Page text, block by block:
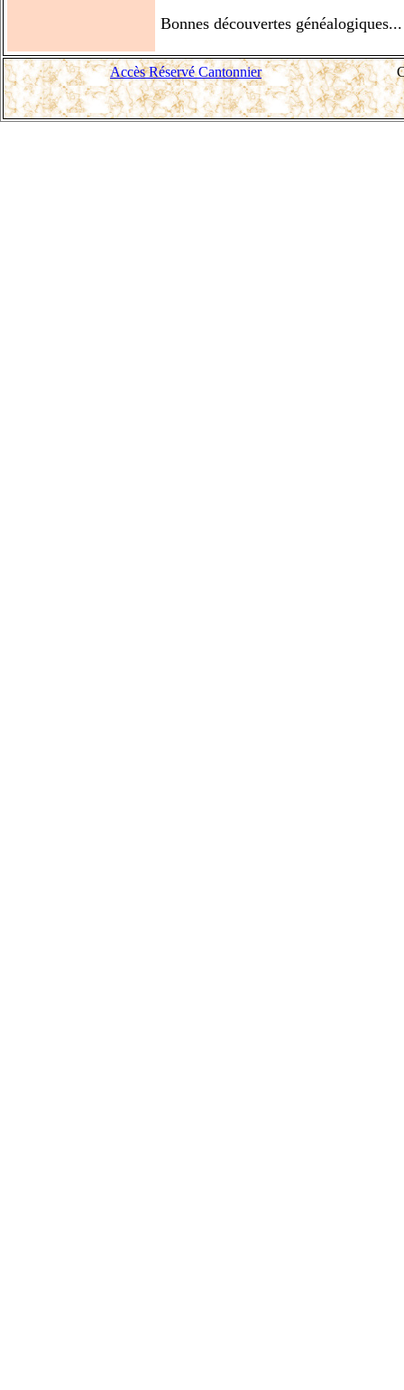
Bonnes découvertes généalogiques...
Accès Réservé Cantonnier